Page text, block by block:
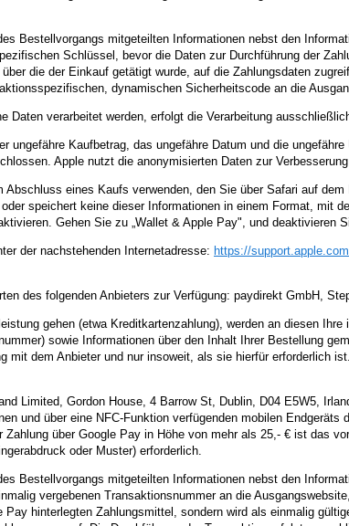
Bestellvorgangs mitgeteilten Informationen nebst den
Schlüssel, bevor die Daten zur Durchführung der
die der Einkauf getätigt wurde, auf die Zahlungsdaten
dynamischen Sicherheitscode an die
Daten verarbeitet werden, erfolgt die Verarbeitung
ungefähre Kaufbetrag, das ungefähre Datum und die
Apple nutzt die anonymisierten Daten zur
eines Kaufs verwenden, den Sie über Safari auf
speichert keine dieser Informationen in einem Format, mit
Gehen Sie zu „Wallet & Apple Pay", und deaktivieren
der nachstehenden Internetadresse: https://support.apple.com
des folgenden Anbieters zur Verfügung: paydirekt GmbH,
gehen (etwa Kreditkartenzahlung), werden an diesen
sowie Informationen über den Inhalt Ihrer Bestellung
dem Anbieter und nur insoweit, als sie hierfür erforderlich ist.
Limited, Gordon House, 4 Barrow St, Dublin, D04 E5W5,
und über eine NFC-Funktion verfügenden mobilen
über Google Pay in Höhe von mehr als 25,- € ist das
oder Muster) erforderlich.
Bestellvorgangs mitgeteilten Informationen nebst den
vergebenen Transaktionsnummer an die
hinterlegten Zahlungsmittel, sondern wird als einmalig